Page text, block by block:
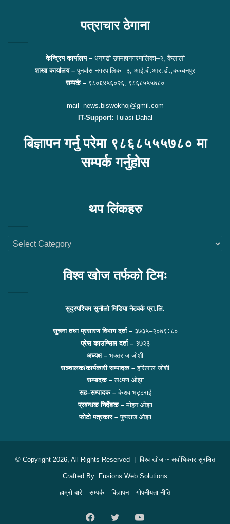
पत्राचार ठेगाना
केन्द्रिय कार्यालय –धनगढी उपमहानगरपालिका–२, कैलाली
शाखा कार्यालय –पुनर्वास नगरपालिका–३, आई.बी.आर.डी.,कञ्चनपुर
सम्पर्क – ९८०६४५६०२६, ९८६८५५५७८०
mail- news.biswokhoj@gmil.com
IT-Support: Tulasi Dahal
बिज्ञापन गर्नु परेमा ९८६८५५५७८० मा
सम्पर्क गर्नुहोस
थप लिंकहरु
थप
लिंकहरु
विश्व खोज तर्फको टिमः
सुदुरपश्चिम सुनौलो मिडिया नेटवर्क प्रा.लि.
सुचना तथा प्रसारण विभाग दर्ता – ३७३५–२०७९÷८०
प्रेस काउन्सिल दर्ता – ३७२३
अध्यक्ष – भक्तराज जोशी
सञ्चालक/कार्यकारी सम्पादक – हरिलाल जोशी
सम्पादक –लक्ष्मण ओझा
सह–सम्पादक –केशव भट्टराई
प्रबन्धक निर्देशक –मोहन ओझा
फोटो पत्रकार –पुष्पराज ओझा
© Copyright 2026, All Rights Reserved |विश्व खोज~ सर्वाधिकार सुरक्षित
Crafted By: Fusions Web Solutions
हाम्रो बारे सम्पर्क विज्ञापन गोपनीयता नीति
Facebook
Twitter